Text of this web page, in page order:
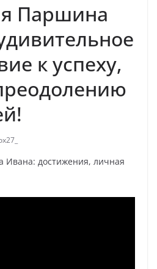
Паршина
к успеху,